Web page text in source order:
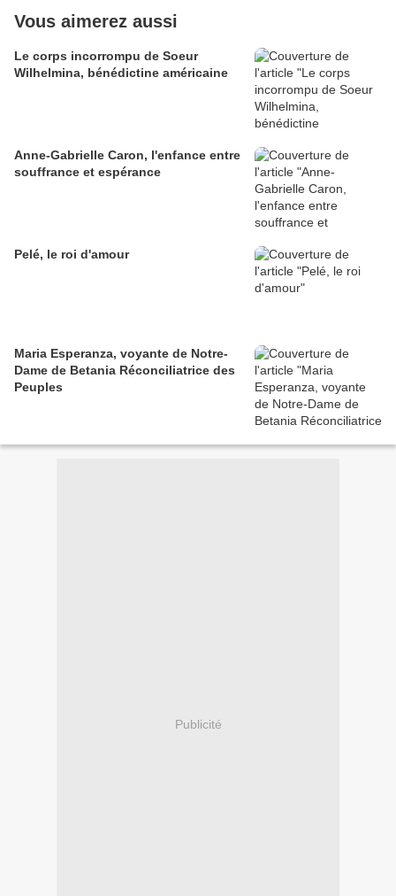
Vous aimerez aussi
Le corps incorrompu de Soeur
Wilhelmina, bénédictine américaine
Anne-Gabrielle Caron, l'enfance entre
souffrance et espérance
Pelé, le roi d'amour
Maria Esperanza, voyante de Notre-
Dame de Betania Réconciliatrice des
Peuples
Publicité